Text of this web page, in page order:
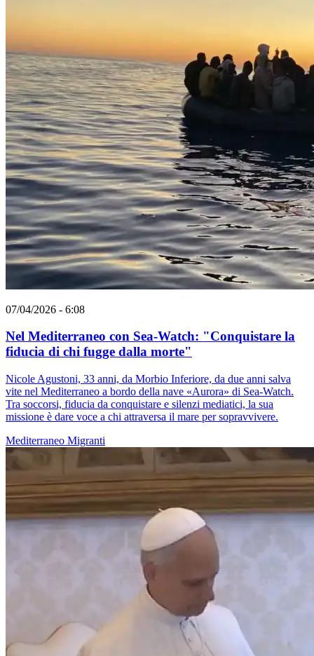
07/04/2026 - 6:08
Nel Mediterraneo con Sea-Watch: "Conquistare la
fiducia di chi fugge dalla morte"
Nicole Agustoni, 33 anni, da Morbio Inferiore, da due anni salva
vite nel Mediterraneo a bordo della nave «Aurora» di Sea-Watch.
Tra soccorsi, fiducia da conquistare e silenzi mediatici, la sua
missione è dare voce a chi attraversa il mare per sopravvivere.
Mediterraneo Migranti